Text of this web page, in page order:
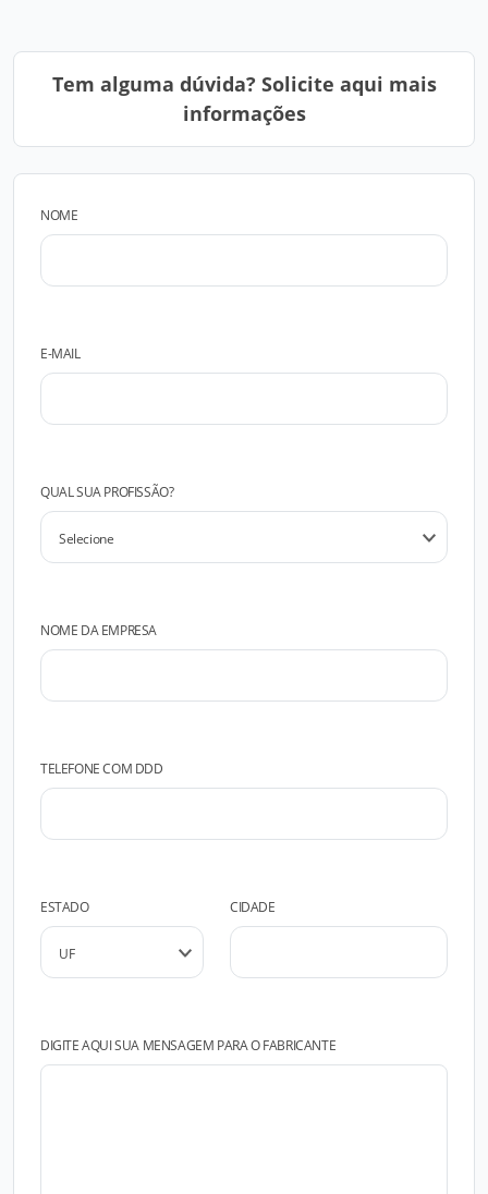
Tem alguma dúvida? Solicite aqui mais
informações
NOME
E-MAIL
QUAL SUA PROFISSÃO?
NOME DA EMPRESA
TELEFONE COM DDD
ESTADO CIDADE
DIGITE AQUI SUA MENSAGEM PARA O FABRICANTE